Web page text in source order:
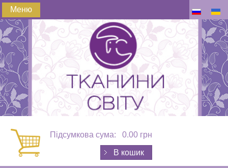
Меню
Підсумкова сума: 0.00 грн
В кошик